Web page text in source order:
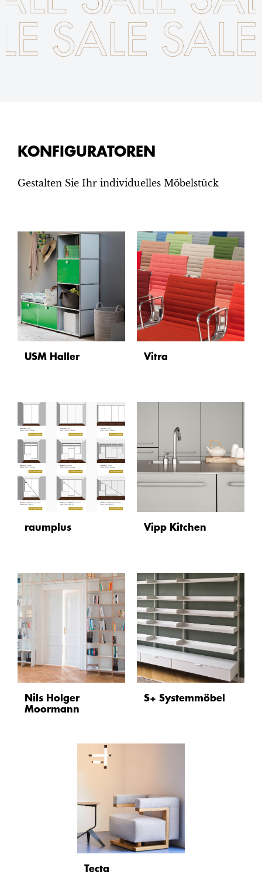
KONFIGURATOREN
Gestalten Sie Ihr individuelles Möbelstück
USM Haller Vitra
raumplus Vipp Kitchen
Nils Holger
Moormann
S+ Systemmöbel
Tecta